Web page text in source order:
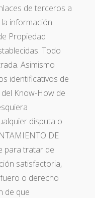
de terceros a
información
Propiedad
Todo
Asimismo
identificativos de
Know-How de
disputa o
DE
para tratar de
satisfactoria,
o derecho
de que